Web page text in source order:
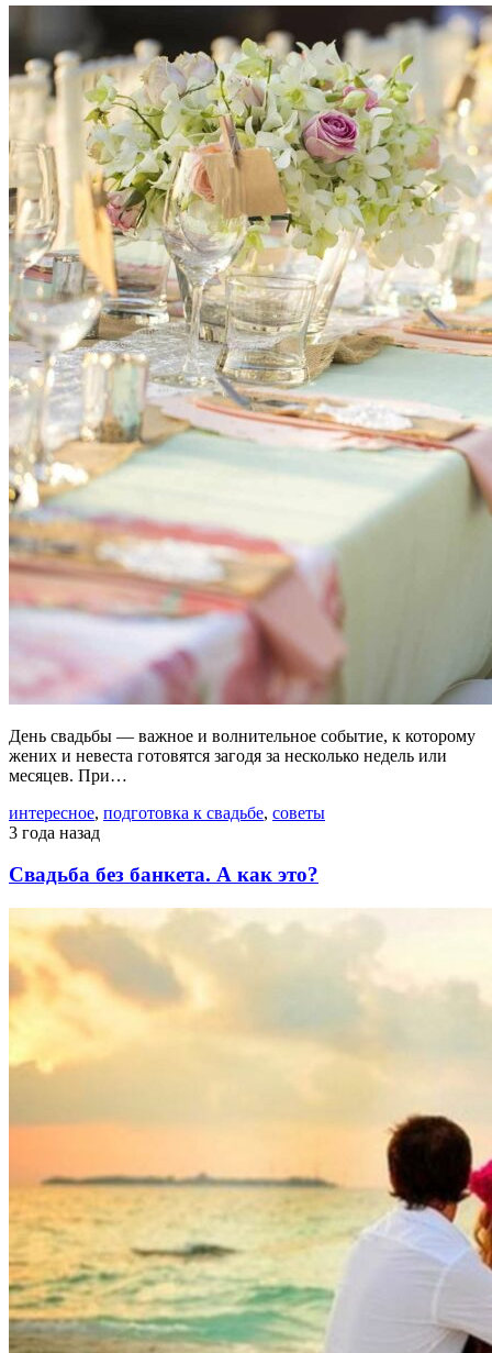
День свадьбы — важное и волнительное событие, к которому
жених и невеста готовятся загодя за несколько недель или
месяцев. При…
интересное, подготовка к свадьбе, советы
3 года назад
Свадьба без банкета. А как это?